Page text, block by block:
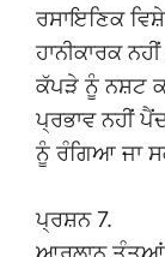
ਰਸਾਇਣਿਕ
ਹਾਨੀਕਾਰਕ
ਕੱਪੜੇ ਨੂੰ ਨਸ਼ਟ
ਪ੍ਰਭਾਵ ਨਹੀਂ
ਨੂੰ ਰੰਗਿਆ ਜਾ
ਪ੍ਰਸ਼ਨ 7.